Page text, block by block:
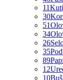
11
30
51
34
26
35
89
12
10